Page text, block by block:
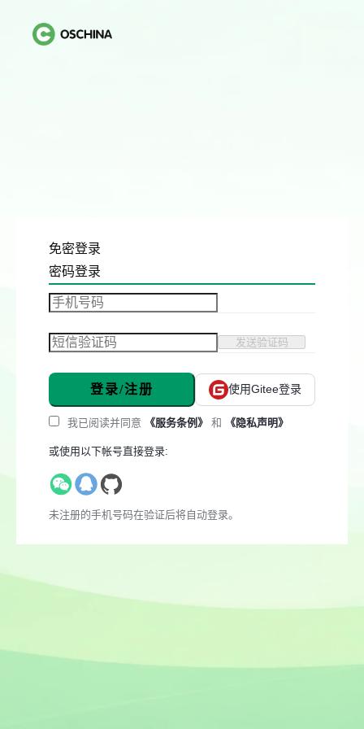
免密登录
密码登录
发送验证码
登录/注册 使用Gitee登录
我已阅读并同意 《服务条例》 和 《隐私声明》
或使用以下帐号直接登录:
未注册的手机号码在验证后将自动登录。